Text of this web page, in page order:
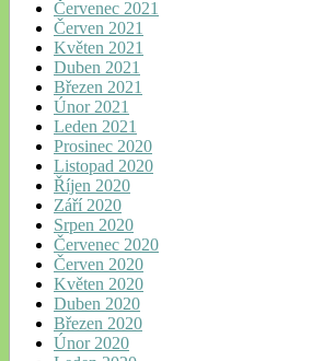
Červenec 2021
Červen 2021
Květen 2021
Duben 2021
Březen 2021
Únor 2021
Leden 2021
Prosinec 2020
Listopad 2020
Říjen 2020
Září 2020
Srpen 2020
Červenec 2020
Červen 2020
Květen 2020
Duben 2020
Březen 2020
Únor 2020